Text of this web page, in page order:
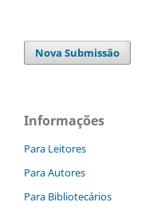
Nova Submissão
Informações
Para Leitores
Para Autores
Para Bibliotecários